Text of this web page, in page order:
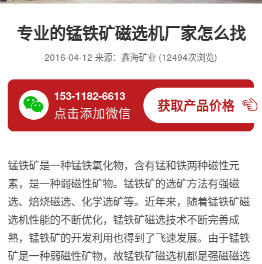
专业的锰铁矿磁选机厂家怎么找
2016-04-12 来源：鑫海矿业 (12494次浏览)
153-1182-6613
点击添加微信 获取产品价格
锰铁矿是一种锰铁氧化物，含有锰和铁两种磁性元
素，是一种弱磁性矿物。锰铁矿的选矿方法有强磁
选、焙烧磁选、化学选矿等。近年来，随着锰铁矿磁
选机性能的不断优化，锰铁矿磁选技术不断完善成
熟，锰铁矿的开发利用也得到了飞速发展。由于锰铁
矿是一种弱磁性矿物，故锰铁矿磁选机都是强磁磁选